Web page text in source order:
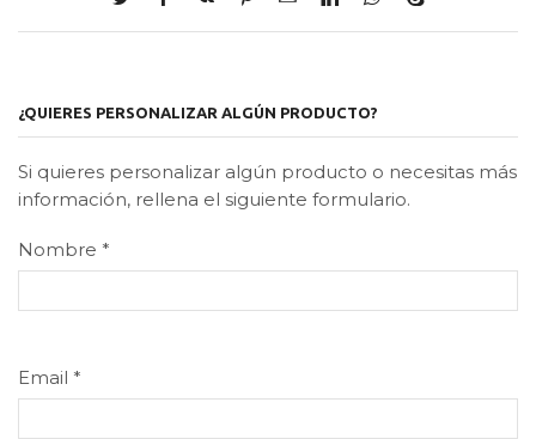
¿QUIERES PERSONALIZAR ALGÚN PRODUCTO?
Si quieres personalizar algún producto o necesitas más
información, rellena el siguiente formulario.
Nombre *
Email *